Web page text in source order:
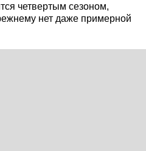
четвертым сезоном,
нет даже примерной